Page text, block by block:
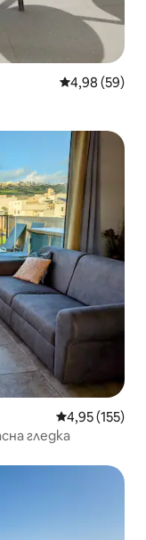
Средна
4,98 (59)
Средна
4,95 (155)
гледка